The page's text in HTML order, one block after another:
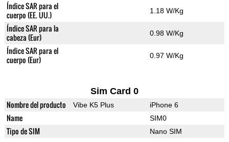
Índice SAR para el
cuerpo (EE. UU.)
1.18 W/Kg
Índice SAR para la
cabeza (Eur)
0.98 W/Kg
Índice SAR para el
cuerpo (Eur)
0.97 W/Kg
Sim Card 0
Nombre del producto Vibe K5 Plus iPhone 6
Name SIM0
Tipo de SIM Nano SIM